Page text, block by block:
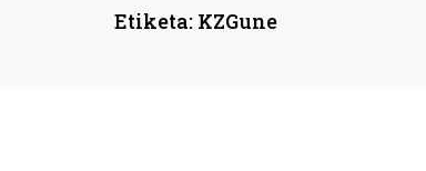
Etiketa: KZGune